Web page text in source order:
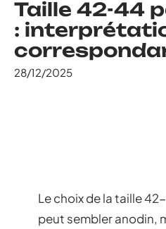
Taille 42-44
:
28/12/2025
Le choix de la taille
peut sembler anodin,